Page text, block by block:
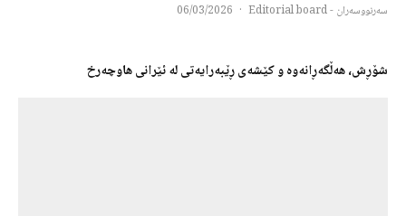
سەرنووسەران - Editorial board ·
06/03/2026
شۆڕش، هەڵگەڕانەوە و کێشەی ڕێبەرایەتی لە ئێرانی هاوچەرخ